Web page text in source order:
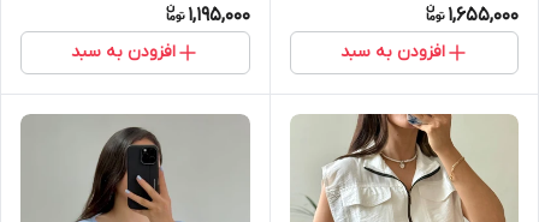
1,655,000
افزودن به سبد
1,195,000
افزودن به سبد